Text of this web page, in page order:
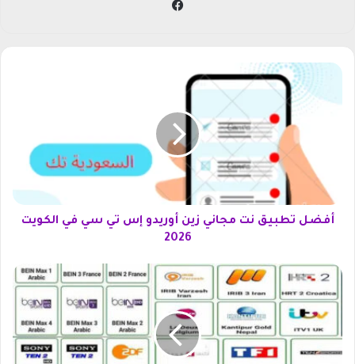
أ
ض
ق
ج
ز
ي
أفضل تطبيق نت مجاني زين أوريدو إس تي سي في الكويت
2026
ت
د
ا
ل